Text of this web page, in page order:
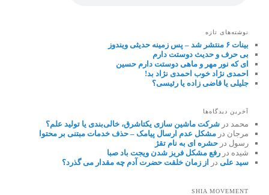
نوشته‌های تازه
بینات ۶ منتشر شد – پس زمینه حدیثی ویندوز
بی حرف و حدیث دوستت دارم
ای که نور مهر و ماهی دوستت دارم حسین
احمدی نژاد خوب احمدی نژاد بد!
جلیلی یا قاضی زاده یا رئیسی؟
آخرین دیدگاه‌ها
محمد درشرکت ماشین سازی یکتاشرق، خالی‌بندی یا تولید علم؟
مرجان درمشکل عدم ارسال پیامک – حذف خدمات مبتنی بر محتوا
رسول درحشره ای به نام تقژ
شیده دررفع مشکل فریز شدن ویجت باد صبا
سید علی در از زمان خلقت حضرت آدم چه مقدار می گذرد؟
SHIA MOVEMENT